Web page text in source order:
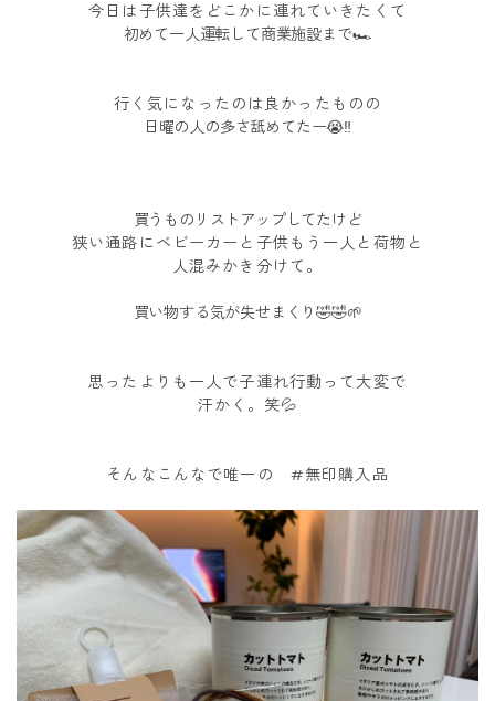
今日は子供達をどこかに連れていきたくて
初めて一人運転して商業施設まで🏎
行く気になったのは良かったものの
日曜の人の多さ舐めてたー😭‼️
買うものリストアップしてたけど
狭い通路にベビーカーと子供もう一人と荷物と
人混みかき分けて。
買い物する気が失せまくり🤣🤣🌱
思ったよりも一人で子連れ行動って大変で
汗かく。笑💦
そんなこんなで唯一の #無印購入品